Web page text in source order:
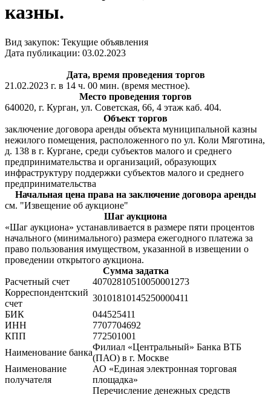
казны.
Вид закупок: Текущие объявления
Дата публикации: 03.02.2023
Дата, время проведения торгов
21.02.2023 г. в 14 ч. 00 мин. (время местное).
Место проведения торгов
640020, г. Курган, ул. Советская, 66, 4 этаж каб. 404.
Объект торгов
заключение договора аренды объекта муниципальной казны
нежилого помещения, расположенного по ул. Коли Мяготина,
д. 138 в г. Кургане, среди субъектов малого и среднего
предпринимательства и организаций, образующих
инфраструктуру поддержки субъектов малого и среднего
предпринимательства
Начальная цена права на заключение договора аренды
см. "Извещение об аукционе"
Шаг аукциона
«Шаг аукциона» устанавливается в размере пяти процентов
начального (минимального) размера ежегодного платежа за
право пользования имуществом, указанной в извещении о
проведении открытого аукциона.
Сумма задатка
Расчетный счет
40702810510050001273
Корреспондентский
счет
30101810145250000411
БИК
044525411
ИНН
7707704692
КПП
772501001
Наименование банка
Филиал «Центральный» Банка ВТБ
(ПАО) в г. Москве
Наименование
получателя
АО «Единая электронная торговая
площадка»
Перечисление денежных средств